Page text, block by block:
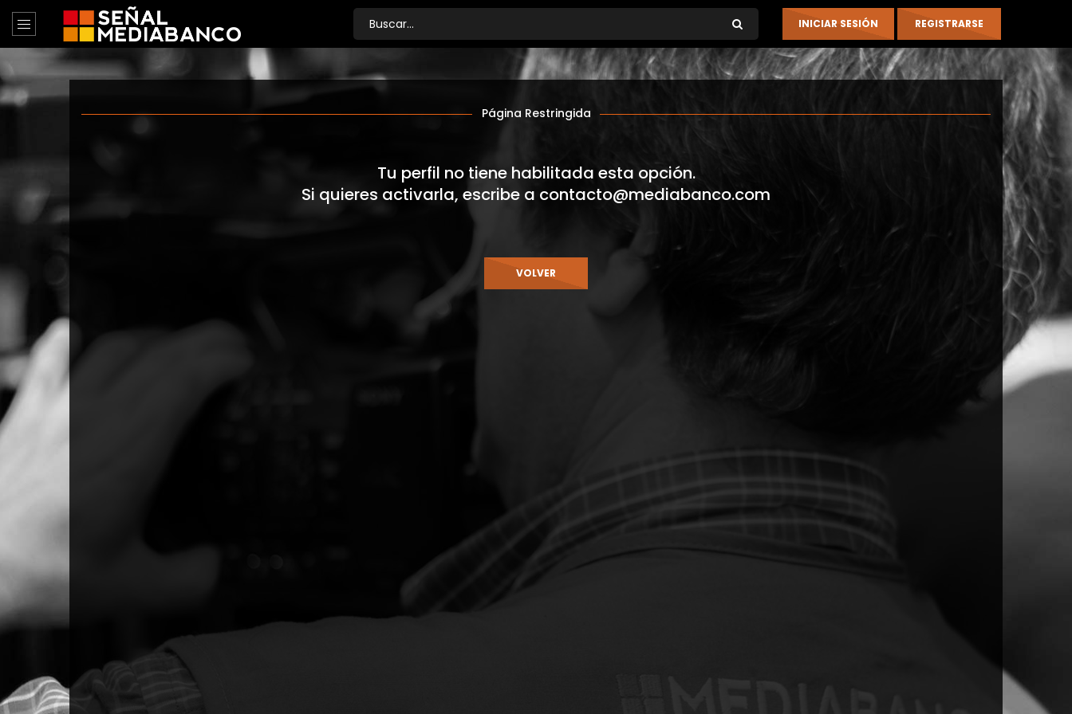
Página Restringida
Tu perfil no tiene habilitada esta opción.
Si quieres activarla, escribe a contacto@mediabanco.com